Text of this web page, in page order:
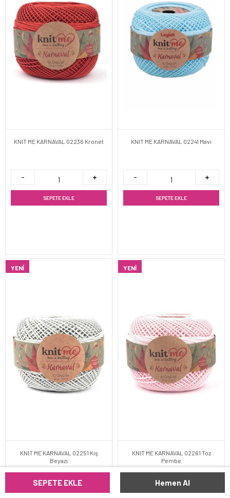
SEPETE EKLE Hemen Al
KNIT ME KARNAVAL 02236 Kronet
SEPETE EKLE
KNIT ME KARNAVAL 02241 Mavi
SEPETE EKLE
YENI
KNIT ME KARNAVAL 02251 Kış
Beyazı
YENI
KNIT ME KARNAVAL 02261 Toz
Pembe